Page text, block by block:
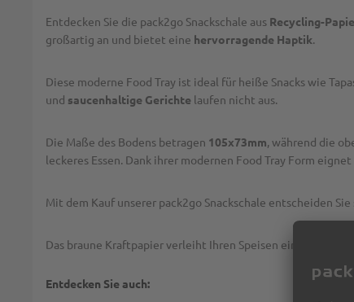
Entdecken Sie die pack2go Snackschale aus Recycling-
großartig an und bietet eine hervorragende Haptik.
Diese moderne Food Tray ist ideal für heiße Snacks wie
und saucenhaltige Gerichte laufen nicht aus.
Die Maße des Bodens betragen 105x73mm, während die
leckeres Essen. Dank ihrer modernen Food Tray Form
Mit dem Kauf unserer pack2go Snackschale entscheiden
Das braune Kraftpapier verleiht Ihren Speisen eine
Entdecken Sie auch: